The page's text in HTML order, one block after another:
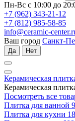
Пн-Вс с 10:00 до
+7 (962) 343-21-12
+7 (812) 985-58-85
info@ceramic-
Ваш город Санкт-
Да Нет
Керамическая
Керамическая
Посмотреть все
Плитка для ванной
Плитка для кухни